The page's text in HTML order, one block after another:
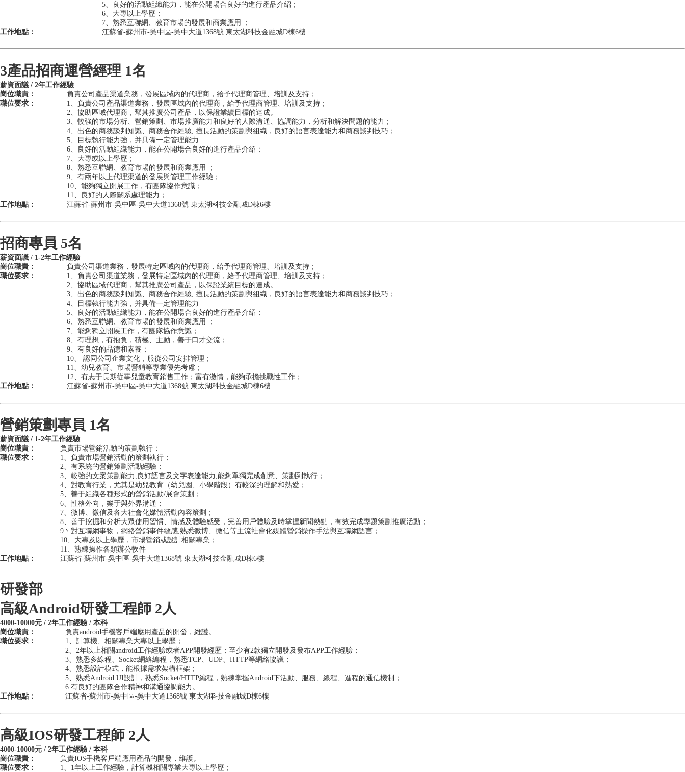
5、良好的活動組織能力，能在公開場合良好的進行產品介紹；
6、大專以上學歷；
7、熟悉互聯網、教育市場的發展和商業應用 ；
工作地點：
江蘇省-蘇州市-吳中區-吳中大道1368號 東太湖科技金融城D棟6樓
3產品招商運營經理 1名
薪資面議 / 2年工作經驗
崗位職責：
負責公司產品渠道業務，發展區域內的代理商，給予代理商管理、培訓及支持；
職位要求：
1、負責公司產品渠道業務，發展區域內的代理商，給予代理商管理、培訓及支持；
2、協助區域代理商，幫其推廣公司產品，以保證業績目標的達成。
3、較強的市場分析、營銷策劃、市場推廣能力和良好的人際溝通、協調能力，分析和解決問題的能力；
4、出色的商務談判知識、商務合作經驗, 擅長活動的策劃與組織，良好的語言表達能力和商務談判技巧；
5、目標執行能力強，并具備一定管理能力
6、良好的活動組織能力，能在公開場合良好的進行產品介紹；
7、大專或以上學歷；
8、熟悉互聯網、教育市場的發展和商業應用 ；
9、有兩年以上代理渠道的發展與管理工作經驗；
10、能夠獨立開展工作，有團隊協作意識；
11、良好的人際關系處理能力；
工作地點：
江蘇省-蘇州市-吳中區-吳中大道1368號 東太湖科技金融城D棟6樓
招商專員 5名
薪資面議 / 1-2年工作經驗
崗位職責：
負責公司渠道業務，發展特定區域內的代理商，給予代理商管理、培訓及支持；
職位要求：
1、負責公司渠道業務，發展特定區域內的代理商，給予代理商管理、培訓及支持；
2、協助區域代理商，幫其推廣公司產品，以保證業績目標的達成。
3、出色的商務談判知識、商務合作經驗, 擅長活動的策劃與組織，良好的語言表達能力和商務談判技巧；
4、目標執行能力強，并具備一定管理能力
5、良好的活動組織能力，能在公開場合良好的進行產品介紹；
6、熟悉互聯網、教育市場的發展和商業應用 ；
7、能夠獨立開展工作，有團隊協作意識；
8、有理想，有抱負，積極、主動，善于口才交流；
9、有良好的品德和素養；
10、 認同公司企業文化，服從公司安排管理；
11、幼兒教育、市場營銷等專業優先考慮；
12、有志于長期從事兒童教育銷售工作；富有激情，能夠承擔挑戰性工作；
工作地點：
江蘇省-蘇州市-吳中區-吳中大道1368號 東太湖科技金融城D棟6樓
營銷策劃專員 1名
薪資面議 / 1-2年工作經驗
崗位職責：
負責市場營銷活動的策劃執行；
職位要求：
1、負責市場營銷活動的策劃執行；
2、有系統的營銷策劃活動經驗；
3、較強的文案策劃能力,良好語言及文字表達能力,能夠單獨完成創意、策劃到執行；
4、對教育行業，尤其是幼兒教育（幼兒園、小學階段）有較深的理解和熱愛；
5、善于組織各種形式的營銷活動/展會策劃；
6、性格外向，樂于與外界溝通；
7、微博、微信及各大社會化媒體活動內容策劃；
8、善于挖掘和分析大眾使用習慣、情感及體驗感受，完善用戶體驗及時掌握新聞熱點，有效完成專題策劃推廣活動；
9丶對互聯網事物，網絡營銷事件敏感,熟悉微博、微信等主流社會化媒體營銷操作手法與互聯網語言；
10、大專及以上學歷，市場營銷或設計相關專業；
11、熟練操作各類辦公軟件
工作地點：
江蘇省-蘇州市-吳中區-吳中大道1368號 東太湖科技金融城D棟6樓
研發部
高級Android研發工程師 2人
4000-10000元 / 2年工作經驗 / 本科
崗位職責：
負責android手機客戶端應用產品的開發，維護。
職位要求：
1、計算機、相關專業大專以上學歷；
2、2年以上相關android工作經驗或者APP開發經歷；至少有2款獨立開發及發布APP工作經驗；
3、熟悉多線程、Socket網絡編程，熟悉TCP、UDP、HTTP等網絡協議；
4、熟悉設計模式，能根據需求架構框架；
5、熟悉Android UI設計，熟悉Socket/HTTP編程，熟練掌握Android下活動、服務、線程、進程的通信機制；
6.有良好的團隊合作精神和溝通協調能力。
工作地點：
江蘇省-蘇州市-吳中區-吳中大道1368號 東太湖科技金融城D棟6樓
高級IOS研發工程師 2人
4000-10000元 / 2年工作經驗 / 本科
崗位職責：
負責IOS手機客戶端應用產品的開發，維護。
職位要求：
1、1年以上工作經驗，計算機相關專業大專以上學歷；